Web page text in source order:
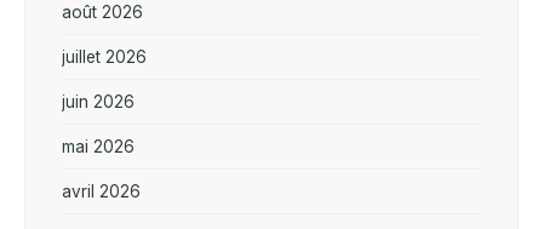
août 2026
juillet 2026
juin 2026
mai 2026
avril 2026